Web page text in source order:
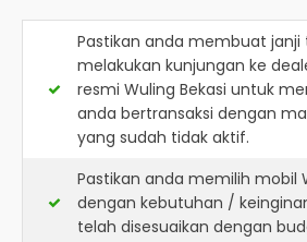
Pastikan anda membuat
melakukan kunjungan ke
resmi Wuling Bekasi untuk
anda bertransaksi dengan
yang sudah tidak aktif.
Pastikan anda memilih mobil
dengan kebutuhan /
telah disesuaikan dengan